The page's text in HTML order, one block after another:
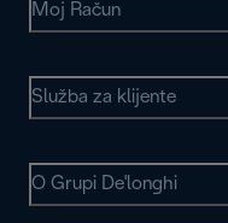
Moj Račun
Služba za klijente
O Grupi De'longhi